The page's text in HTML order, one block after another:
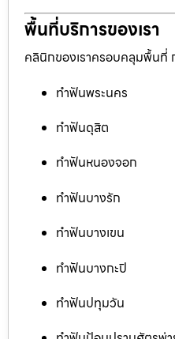
พื้นที่บริการของเรา
คลินิกของเราครอบคลุมพื้นที่
ทำฟันพระนคร
ทำฟันดุสิต
ทำฟันหนองจอก
ทำฟันบางรัก
ทำฟันบางเขน
ทำฟันบางกะปิ
ทำฟันปทุมวัน